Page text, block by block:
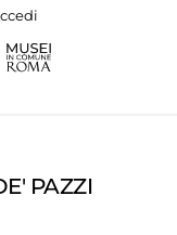
PAZZI